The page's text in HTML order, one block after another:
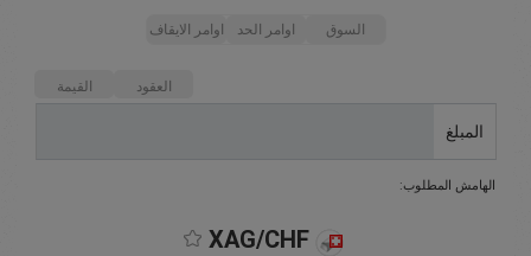
السوق اوامر الحد اوامر الايقاف
العقود القيمة
المبلغ
الهامش المطلوب:
XAG/CHF